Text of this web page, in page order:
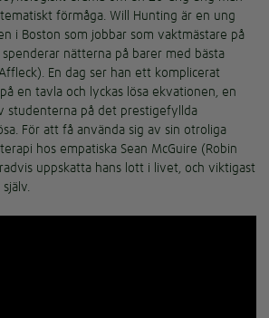
förmåga. Will Hunting är en ung
i Boston som jobbar som vaktmästare på
nätterna på barer med bästa
En dag ser han ett komplicerat
en tavla och lyckas lösa ekvationen, en
studenterna på det prestigefyllda
För att få använda sig av sin otroliga
hos empatiska Sean McGuire (Robin
uppskatta hans lott i livet, och viktigast